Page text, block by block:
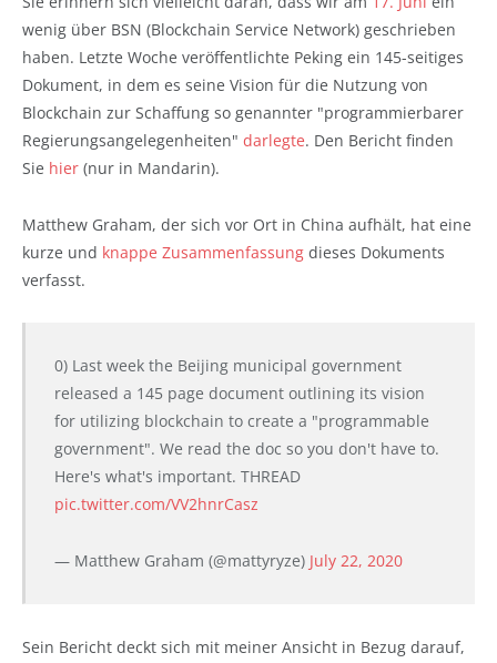
wenig über BSN (Blockchain Service Network) geschrieben
haben. Letzte Woche veröffentlichte Peking ein 145-seitiges
Dokument, in dem es seine Vision für die Nutzung von
Blockchain zur Schaffung so genannter "programmierbarer
Regierungsangelegenheiten" darlegte. Den Bericht finden
Sie hier (nur in Mandarin).
Matthew Graham, der sich vor Ort in China aufhält, hat eine
kurze und knappe Zusammenfassung dieses Dokuments
verfasst.
0) Last week the Beijing municipal government
released a 145 page document outlining its vision
for utilizing blockchain to create a "programmable
government". We read the doc so you don't have to.
Here's what's important. THREAD
pic.twitter.com/VV2hnrCasz
— Matthew Graham (@mattyryze) July 22, 2020
Sein Bericht deckt sich mit meiner Ansicht in Bezug darauf,